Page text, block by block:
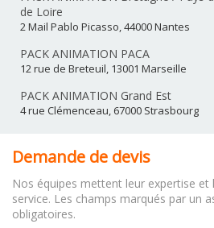
de Loire
2 Mail Pablo Picasso, 44000 Nantes
PACK ANIMATION PACA
12 rue de Breteuil, 13001 Marseille
PACK ANIMATION Grand Est
4 rue Clémenceau, 67000 Strasbourg
Demande de devis
Nos équipes mettent leur expertise
service. Les champs marqués par un
obligatoires.